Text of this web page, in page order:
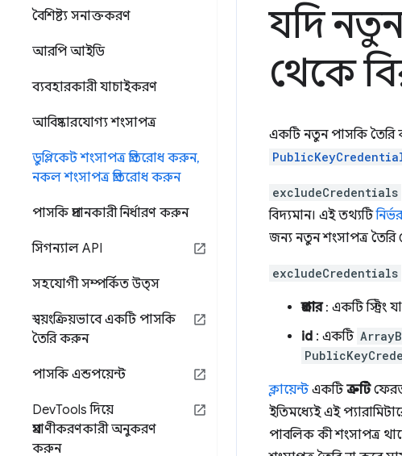
বৈশিষ্ট্য সনাক্তকরণ
আরপি আইডি
ব্যবহারকারী যাচাইকরণ
আবিষ্কারযোগ্য শংসাপত্র
ডুপ্লিকেট শংসাপত্র প্রতিরোধ করুন,
নকল শংসাপত্র প্রতিরোধ করুন
পাসকি প্রদানকারী নির্ধারণ করুন
সিগন্যাল API
সহযোগী সম্পর্কিত উত্স
স্বয়ংক্রিয়ভাবে একটি পাসকি
তৈরি করুন
পাসকি এন্ডপয়েন্ট
DevTools দিয়ে
প্রমাণীকরণকারী অনুকরণ
করুন
যদি
থেকে
একটি নতুন পাসকি তৈরি
excludeCredentials
বিদ্যমান। এই তথ্যটি
জন্য নতুন শংসাপত্র
excludeCredentials
প্রকার: একটি স্ট্রিং
id : একটি
ক্লায়েন্টএকটিত্রুটিফেরত
ইতিমধ্যেই এই
পাবলিক কী শংসাপত্র